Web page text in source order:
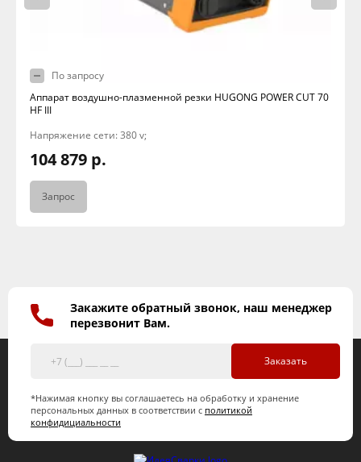
По запросу
Аппарат воздушно-плазменной резки HUGONG POWER CUT 70
HF III
Напряжение сети: 380 v;
104 879 р.
Запрос
Закажите обратный звонок, наш менеджер
перезвонит Вам.
Заказать
*Нажимая кнопку вы соглашаетесь на обработку и хранение
персональных данных в соответствии с политикой
конфидициальности